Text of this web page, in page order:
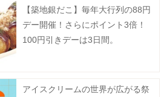
【築地銀だこ】毎年大行列の88円
デー開催！さらにポイント3倍！
100円引きデーは3日間。
アイスクリームの世界が広がる祭